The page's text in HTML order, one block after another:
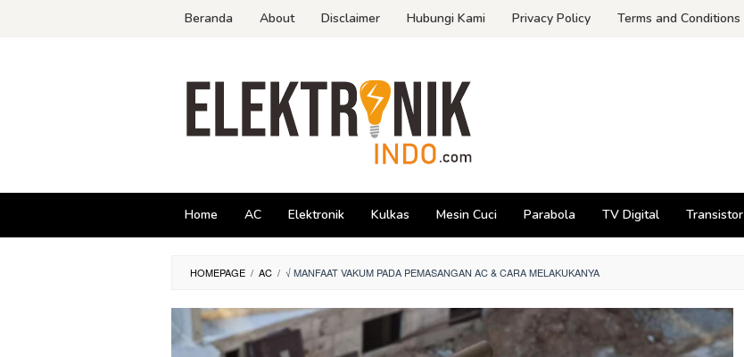
Beranda About Disclaimer Hubungi Kami Privacy Policy Terms and Conditions
Home AC Elektronik Kulkas Mesin Cuci Parabola TV Digital Transistor
HOMEPAGE / AC / √ MANFAAT VAKUM PADA PEMASANGAN AC & CARA MELAKUKANYA